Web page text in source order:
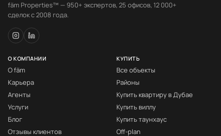
fäm Properties™ — 950+ экспертов, 25 офисов, 12 000+
сделок с 2008 года.
О КОМПАНИИ
О fäm
Карьера
Агенты
Услуги
Блог
Отзывы клиентов
КУПИТЬ
Все объекты
Районы
Купить квартиру в Дубае
Купить виллу
Купить таунхаус
Off-plan